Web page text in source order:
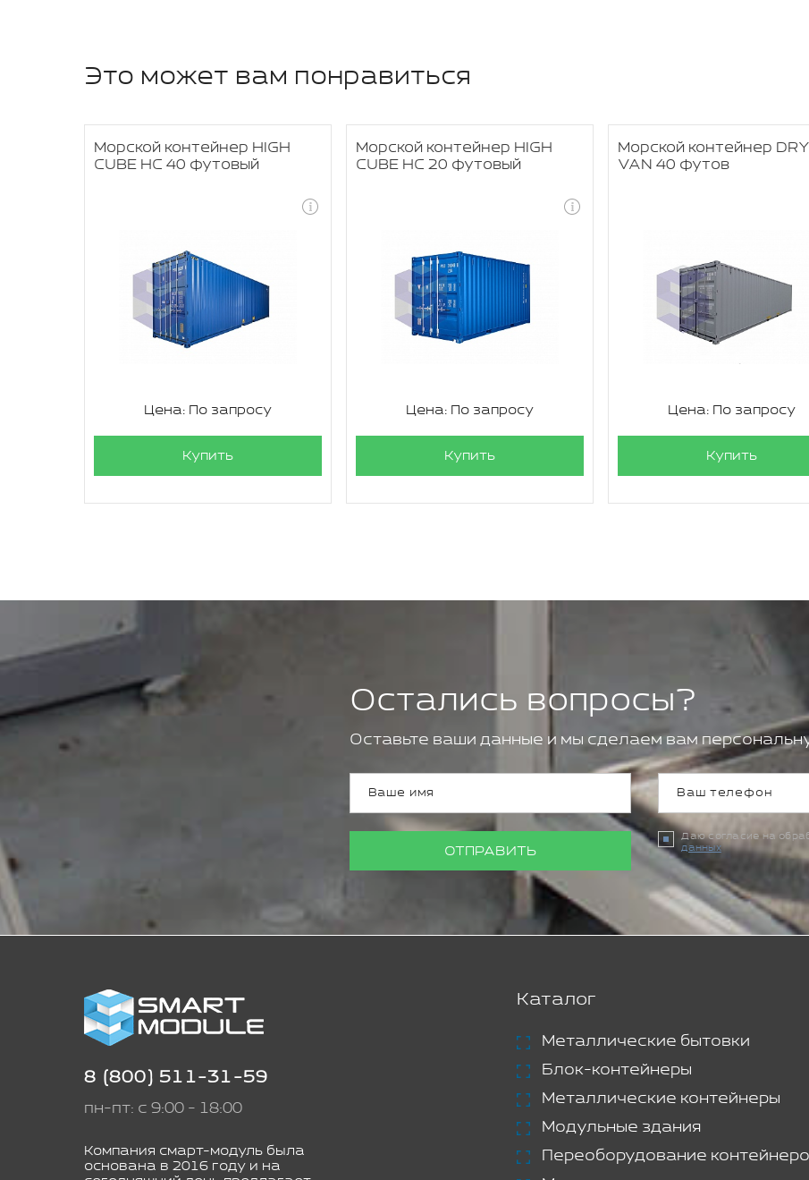
Это может вам понравиться
Морской контейнер HIGH
CUBE HC 40 футовый
Цена: По запросу
Купить
Морской контейнер HIGH
CUBE HC 20 футовый
Цена: По запросу
Купить
Морской контейнер DRY
VAN 40 футов
Цена: По запросу
Купить
Остались вопросы?
Оставьте ваши данные и мы сделаем вам
ОТПРАВИТЬ
Даю согласие на
данных
8 (800) 511-31-59
пн-пт: с 9:00 - 18:00
Компания смарт-модуль была
основана в 2016 году и на
Каталог
Металлические бытовки
Блок-контейнеры
Металлические контейнеры
Модульные здания
Переоборудование